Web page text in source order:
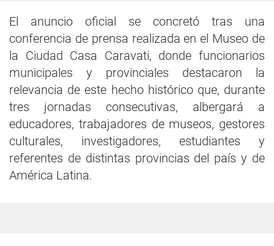
El anuncio oficial se concretó tras una
conferencia de prensa realizada en el Museo de
la Ciudad Casa Caravati, donde funcionarios
municipales y provinciales destacaron la
relevancia de este hecho histórico que, durante
tres jornadas consecutivas, albergará a
educadores, trabajadores de museos, gestores
culturales, investigadores, estudiantes y
referentes de distintas provincias del país y de
América Latina.